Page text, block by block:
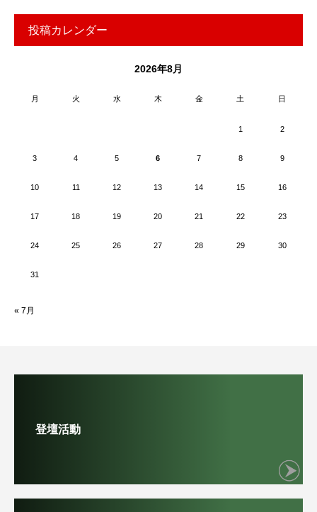
投稿カレンダー
2026年8月
月 火 水 木 金 土 日
1 2
3 4 5 6 7 8 9
10 11 12 13 14 15 16
17 18 19 20 21 22 23
24 25 26 27 28 29 30
31
« 7月
登壇活動